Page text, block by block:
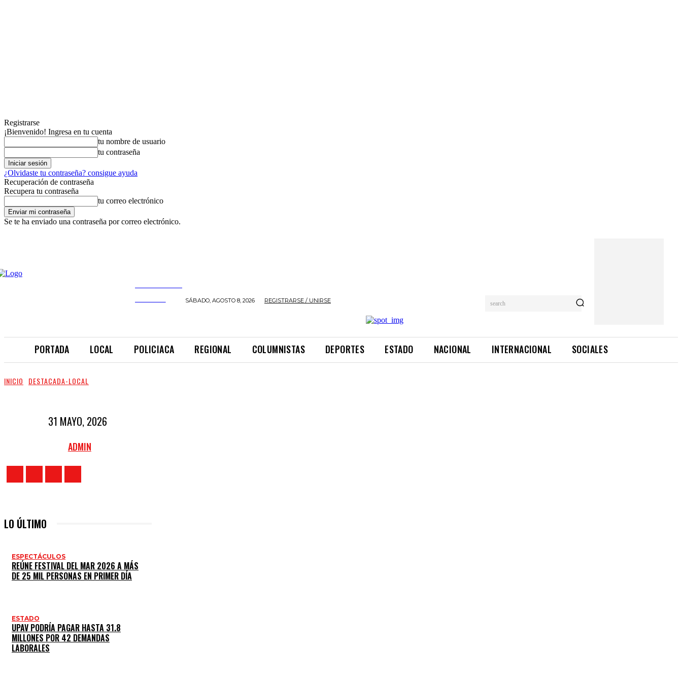
Registrarse
¡Bienvenido! Ingresa en tu cuenta
tu nombre de usuario
tu contraseña
¿Olvidaste tu contraseña? consigue ayuda
Recuperación de contraseña
Recupera tu contraseña
tu correo electrónico
Se te ha enviado una contraseña por correo electrónico.
SÁBADO, AGOSTO 8, 2026 REGISTRARSE / UNIRSE search
PORTADA LOCAL POLICIACA REGIONAL COLUMNISTAS DEPORTES ESTADO NACIONAL INTERNACIONAL SOCIALES
INICIO DESTACADA-LOCAL
31 MAYO, 2026
ADMIN
LO ÚLTIMO
ESPECTÁCULOS
REÚNE FESTIVAL DEL MAR 2026 A MÁS
DE 25 MIL PERSONAS EN PRIMER DÍA
ESTADO
UPAV PODRÍA PAGAR HASTA 31.8
MILLONES POR 42 DEMANDAS
LABORALES